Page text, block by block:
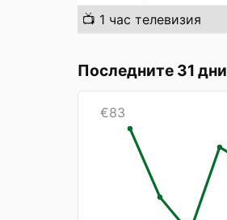
📺 1 час телевизия
Последните 31 дни
€83